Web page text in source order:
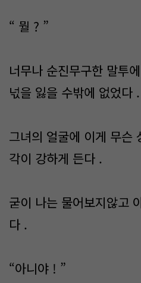
“ 뭘 ? ”
너무나 순진무구한 말투
넋을 잃을 수밖에 없었다 .
그녀의 얼굴에 이게 무슨
각이 강하게 든다 .
굳이 나는 물어보지않고
다 .
“아니야 ! ”